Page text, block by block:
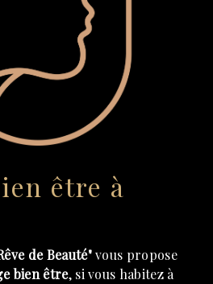
être à
de Beauté"vous propose
bien être, si vous habitez à